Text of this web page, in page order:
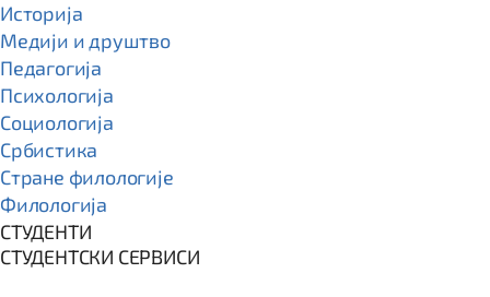
Историја
Медији и друштво
Педагогија
Психологија
Социологија
Србистика
Стране филологије
Филологија
СТУДЕНТИ
СТУДЕНТСКИ СЕРВИСИ